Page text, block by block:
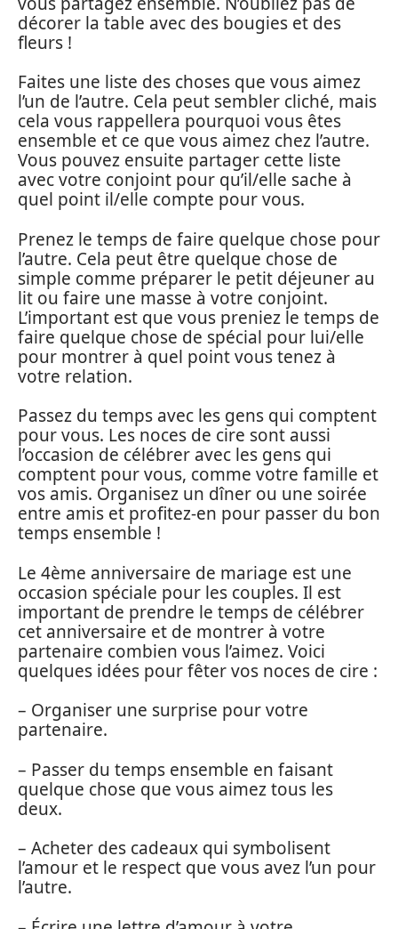
décorer la table avec des bougies et des
fleurs !
Faites une liste des choses que vous aimez
l’un de l’autre. Cela peut sembler cliché, mais
cela vous rappellera pourquoi vous êtes
ensemble et ce que vous aimez chez l’autre.
Vous pouvez ensuite partager cette liste
avec votre conjoint pour qu’il/elle sache à
quel point il/elle compte pour vous.
Prenez le temps de faire quelque chose pour
l’autre. Cela peut être quelque chose de
simple comme préparer le petit déjeuner au
lit ou faire une masse à votre conjoint.
L’important est que vous preniez le temps de
faire quelque chose de spécial pour lui/elle
pour montrer à quel point vous tenez à
votre relation.
Passez du temps avec les gens qui comptent
pour vous. Les noces de cire sont aussi
l’occasion de célébrer avec les gens qui
comptent pour vous, comme votre famille et
vos amis. Organisez un dîner ou une soirée
entre amis et profitez-en pour passer du bon
temps ensemble !
Le 4ème anniversaire de mariage est une
occasion spéciale pour les couples. Il est
important de prendre le temps de célébrer
cet anniversaire et de montrer à votre
partenaire combien vous l’aimez. Voici
quelques idées pour fêter vos noces de cire :
– Organiser une surprise pour votre
partenaire.
– Passer du temps ensemble en faisant
quelque chose que vous aimez tous les
deux.
– Acheter des cadeaux qui symbolisent
l’amour et le respect que vous avez l’un pour
l’autre.